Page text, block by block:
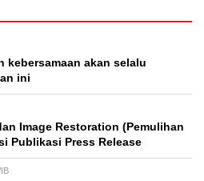
kebersamaan akan selalu
ini
Image Restoration (Pemulihan
Publikasi Press Release